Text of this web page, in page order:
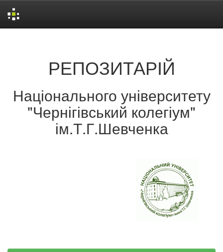
РЕПОЗИТАРІЙ
Національного університету
"Чернігівський колегіум"
ім.Т.Г.Шевченка